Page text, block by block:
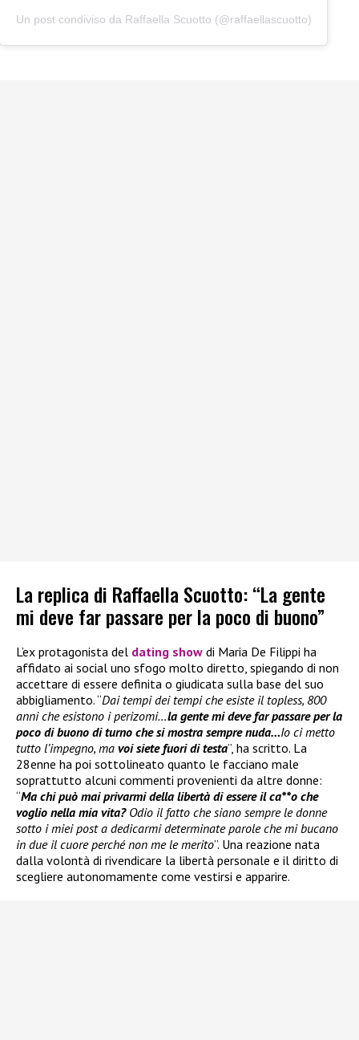
Un post condiviso da Raffaella Scuotto (@raffaellascuotto)
La replica di Raffaella Scuotto: “La gente
mi deve far passare per la poco di buono”
L’ex protagonista del dating show di Maria De Filippi ha
affidato ai social uno sfogo molto diretto, spiegando di non
accettare di essere definita o giudicata sulla base del suo
abbigliamento. “Dai tempi dei tempi che esiste il topless, 800
anni che esistono i perizomi…la gente mi deve far passare per la
poco di buono di turno che si mostra sempre nuda…Io ci metto
tutto l’impegno, ma voi siete fuori di testa”, ha scritto. La
28enne ha poi sottolineato quanto le facciano male
soprattutto alcuni commenti provenienti da altre donne:
“Ma chi può mai privarmi della libertà di essere il ca**o che
voglio nella mia vita? Odio il fatto che siano sempre le donne
sotto i miei post a dedicarmi determinate parole che mi bucano
in due il cuore perché non me le merito”. Una reazione nata
dalla volontà di rivendicare la libertà personale e il diritto di
scegliere autonomamente come vestirsi e apparire.